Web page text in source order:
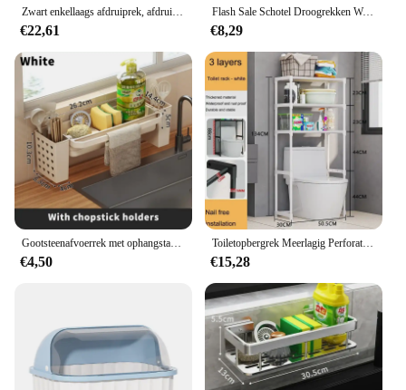
Zwart enkellaags afdruiprek, afdruiprek, afdruiprek, stalen plaat en komorganizer, 50 x 25 x 20 cm
€22,61
Flash Sale Schotel Droogrekken Wandmontage Multifunctionele Magazijnstellingen Afdruipplank Set Grote Roestbestendige Afdruiprek Met Utensi
€8,29
Gootsteenafvoerrek met ophangstang Roestbestendige sponshouder Kraanopslag Zeepafdruiprek Handdoekhouders Organisator Keukenaccessoires
€4,50
Toiletopbergrek Meerlagig Perforatievrij Wasmachine Plank Keukenrek Staand Sparen Badkameraccessoires
€15,28